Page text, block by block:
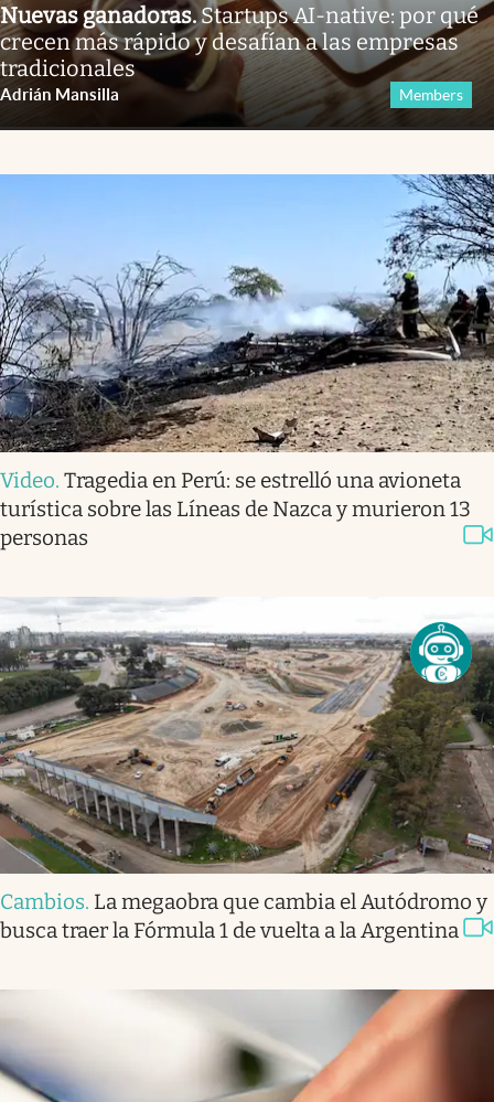
Nuevas ganadoras.Startups AI-native: por qué
crecen más rápido y desafían a las empresas
tradicionales
Adrián Mansilla Members
Video. Tragedia en Perú: se estrelló una avioneta
turística sobre las Líneas de Nazca y murieron 13
personas
Cambios. La megaobra que cambia el Autódromo y
busca traer la Fórmula 1 de vuelta a la Argentina